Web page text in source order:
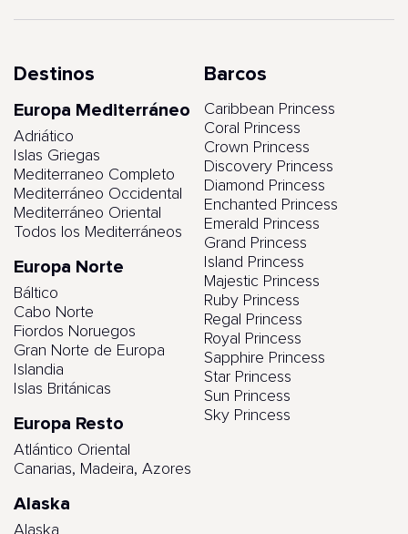
Destinos
Europa Mediterráneo
Adriático
Islas Griegas
Mediterraneo Completo
Mediterráneo Occidental
Mediterráneo Oriental
Todos los Mediterráneos
Europa Norte
Báltico
Cabo Norte
Fiordos Noruegos
Gran Norte de Europa
Islandia
Islas Británicas
Europa Resto
Atlántico Oriental
Canarias, Madeira, Azores
Alaska
Alaska
Barcos
Caribbean Princess
Coral Princess
Crown Princess
Discovery Princess
Diamond Princess
Enchanted Princess
Emerald Princess
Grand Princess
Island Princess
Majestic Princess
Ruby Princess
Regal Princess
Royal Princess
Sapphire Princess
Star Princess
Sun Princess
Sky Princess